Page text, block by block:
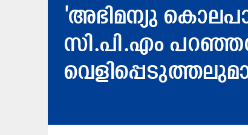
'അഭിമന്യു
സി.പി.എം പറഞ്ഞത്